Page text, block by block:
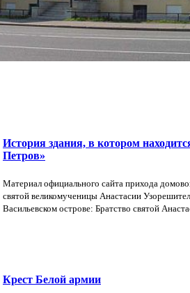
История здания, в котором
Петров»
Материал официального сайта прихода
святой великомученицы Анастасии
Васильевском острове: Братство святой
Крест Белой армии